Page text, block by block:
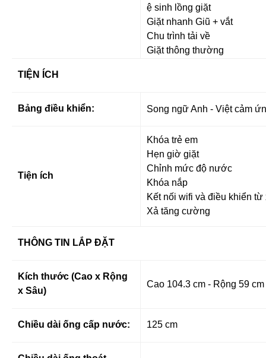
ệ sinh lồng giặt
Giặt nhanh Giũ + vắt
Chu trình tải về
Giặt thông thường
TIỆN ÍCH
Bảng điều khiển: Song ngữ Anh - Việt cảm
Tiện ích
Khóa trẻ em
Hẹn giờ giặt
Chỉnh mức độ nước
Khóa nắp
Kết nối wifi và điều khiển
Xả tăng cường
THÔNG TIN LẮP ĐẶT
Kích thước (Cao x Rộng
x Sâu)
Cao 104.3 cm - Rộng 59
Chiều dài ống cấp nước: 125 cm